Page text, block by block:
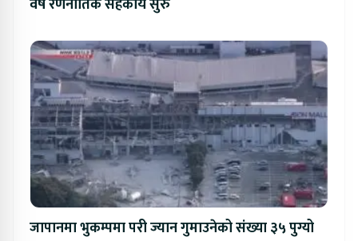
वर्षे रणनीतिक सहकार्य सुरु
जापानमा भुकम्पमा परी ज्यान गुमाउनेको संख्या ३५ पुग्यो